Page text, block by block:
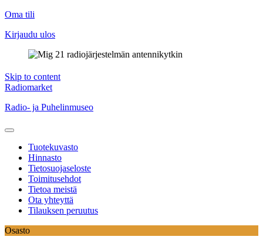
Oma tili
Kirjaudu ulos
Skip to content
Radiomarket
Radio- ja Puhelinmuseo
Tuotekuvasto
Hinnasto
Tietosuojaseloste
Toimitusehdot
Tietoa meistä
Ota yhteyttä
Tilauksen peruutus
Osasto